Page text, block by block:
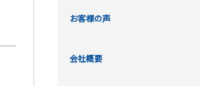
お客様の声
会社概要